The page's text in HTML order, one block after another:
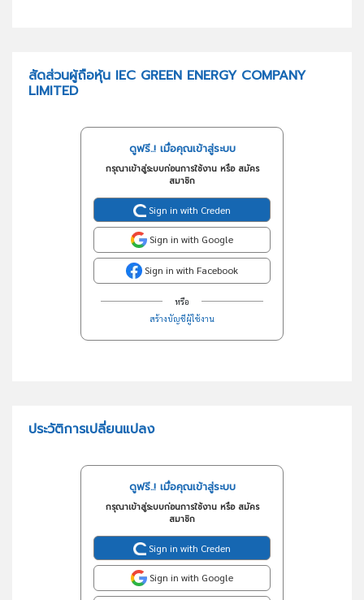
สัดส่วนผู้ถือหุ้น IEC GREEN ENERGY COMPANY
LIMITED
ดูฟรี..! เมื่อคุณเข้าสู่ระบบ
กรุณาเข้าสู่ระบบก่อนการใช้งาน หรือ สมัคร
สมาชิก
Sign in with Creden
Sign in with Google
Sign in with Facebook
หรือ
สร้างบัญชีผู้ใช้งาน
ประวัติการเปลี่ยนแปลง
ดูฟรี..! เมื่อคุณเข้าสู่ระบบ
กรุณาเข้าสู่ระบบก่อนการใช้งาน หรือ สมัคร
สมาชิก
Sign in with Creden
Sign in with Google